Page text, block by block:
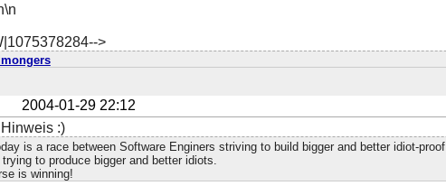
>
2004-01-29 22:12
:)
is a race between Software Enginers striving to build bigger and better idiot-proof
to produce bigger and better idiots.
is winning!